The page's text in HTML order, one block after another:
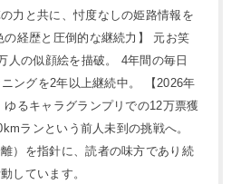
力と共に、忖度なしの姫路情報を
経歴と圧倒的な継続力】 元お笑
人の似顔絵を描破。 4年間の毎日
ングを2年以上継続中。 【2026年
るキャラグランプリでの12万票獲
ランという前人未到の挑戦へ。
）を指針に、読者の味方であり続
しています。